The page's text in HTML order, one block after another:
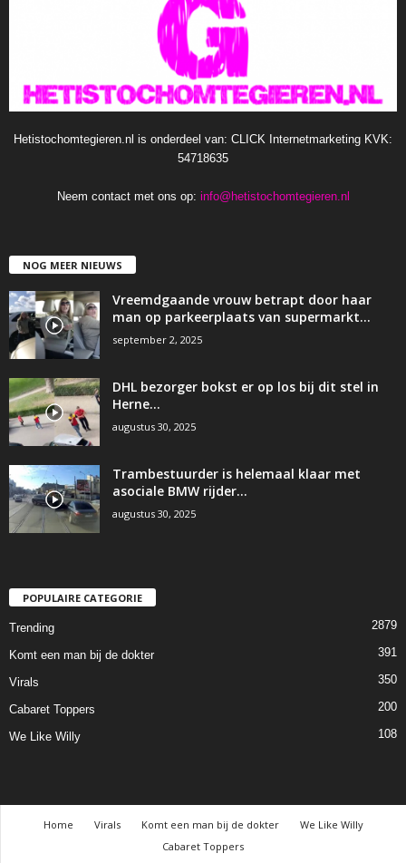
Hetistochomtegieren.nl is onderdeel van: CLICK Internetmarketing KVK:
54718635
Neem contact met ons op: info@hetistochomtegieren.nl
NOG MEER NIEUWS
Vreemdgaande vrouw betrapt door haar
man op parkeerplaats van supermarkt…
september 2, 2025
DHL bezorger bokst er op los bij dit stel in
Herne…
augustus 30, 2025
Trambestuurder is helemaal klaar met
asociale BMW rijder…
augustus 30, 2025
POPULAIRE CATEGORIE
Trending 2879
Komt een man bij de dokter 391
Virals 350
Cabaret Toppers 200
We Like Willy 108
Home Virals Komt een man bij de dokter
We Like Willy
Cabaret Toppers